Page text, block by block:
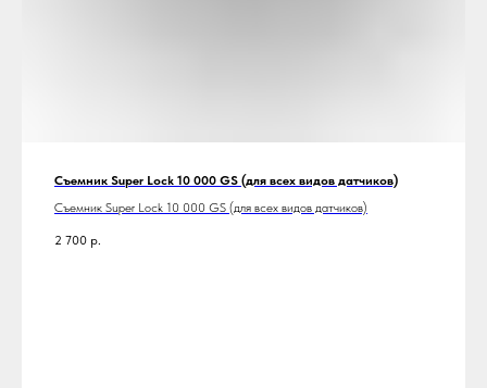
Съемник Super Lock 10 000 GS (для всех видов датчиков)
Съемник Super Lock 10 000 GS (для всех видов датчиков)
2 700 р.